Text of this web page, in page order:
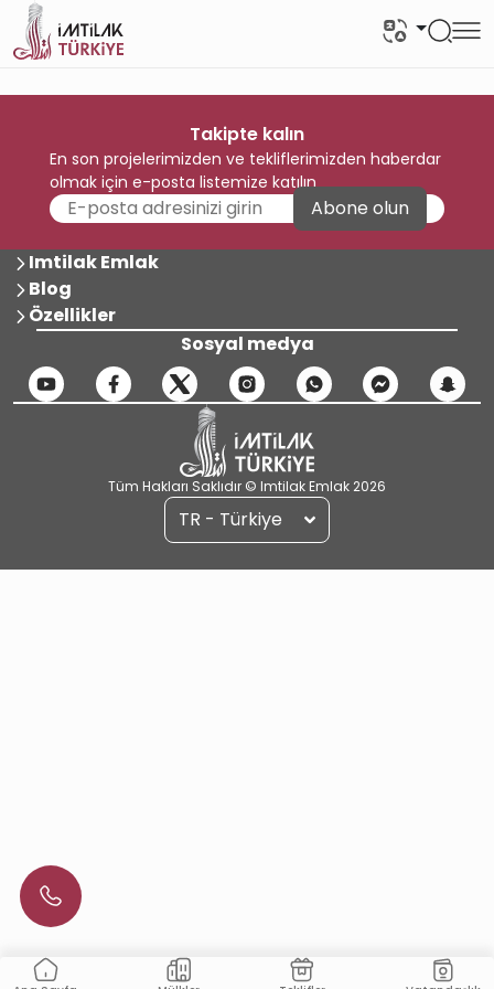
Takipte kalın
En son projelerimizden ve tekliflerimizden haberdar
olmak için e-posta listemize katılın
Abone olun
Imtilak Emlak
Blog
Özellikler
Sosyal medya
Tüm Hakları Saklıdır © Imtilak Emlak 2026
TR - Türkiye